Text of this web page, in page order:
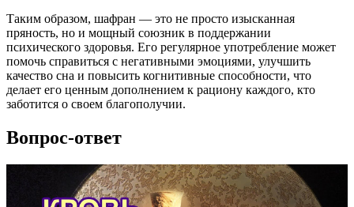
Таким образом, шафран — это не просто изысканная
пряность, но и мощный союзник в поддержании
психического здоровья. Его регулярное употребление может
помочь справиться с негативными эмоциями, улучшить
качество сна и повысить когнитивные способности, что
делает его ценным дополнением к рациону каждого, кто
заботится о своем благополучии.
Вопрос-ответ